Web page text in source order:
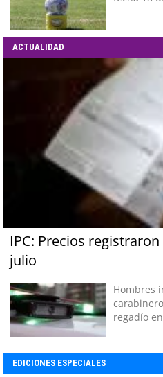
ACTUALIDAD
IPC: Precios
julio
Hombres
regadío
EDICIONES ESPECIALES